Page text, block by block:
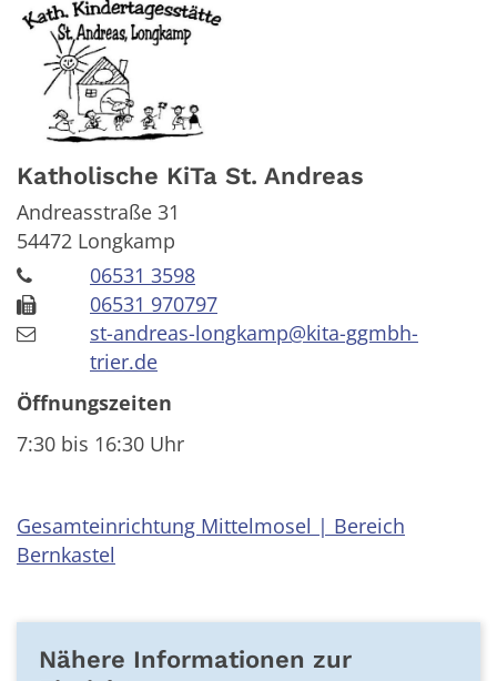
Katholische KiTa St. Andreas
Andreasstraße 31
54472 Longkamp
06531 3598
06531 970797
st-andreas-longkamp@kita-ggmbh-
trier.de
Öffnungszeiten
7:30 bis 16:30 Uhr
Gesamteinrichtung Mittelmosel | Bereich
Bernkastel
Nähere Informationen zur